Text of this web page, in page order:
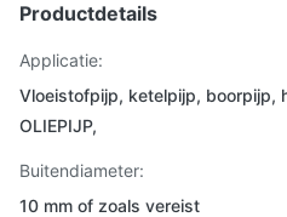
Productdetails
Applicatie:
Vloeistofpijp, ketelpijp, boorpijp,
OLIEPIJP,
Buitendiameter:
10 mm of zoals vereist